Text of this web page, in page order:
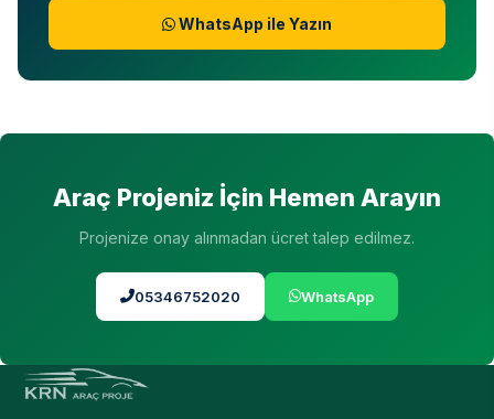
WhatsApp ile Yazın
Araç Projeniz İçin Hemen Arayın
Projenize onay alınmadan ücret talep edilmez.
05346752020 WhatsApp